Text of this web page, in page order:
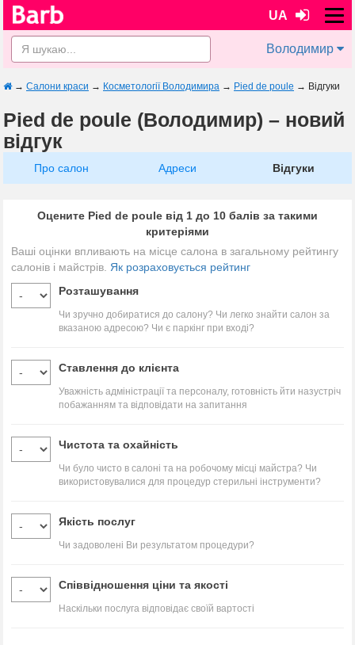
UA
Володимир
→ Салони краси → Косметології Володимира → Pied de poule → Відгуки
Pied de poule (Володимир) – новий
відгук
Про салон Адреси Відгуки
Оцените Pied de poule від 1 до 10 балів за такими
критеріями
Ваші оцінки впливають на місце салона в загальному рейтингу
салонів і майстрів. Як розраховується рейтинг
Розташування
Чи зручно добиратися до салону? Чи легко знайти салон за
вказаною адресою? Чи є паркінг при вході?
Ставлення до клієнта
Уважність адміністрації та персоналу, готовність йти назустріч
побажанням та відповідати на запитання
Чистота та охайність
Чи було чисто в салоні та на робочому місці майстра? Чи
використовувалися для процедур стерильні інструменти?
Якість послуг
Чи задоволені Ви результатом процедури?
Співвідношення ціни та якості
Наскільки послуга відповідає своїй вартості